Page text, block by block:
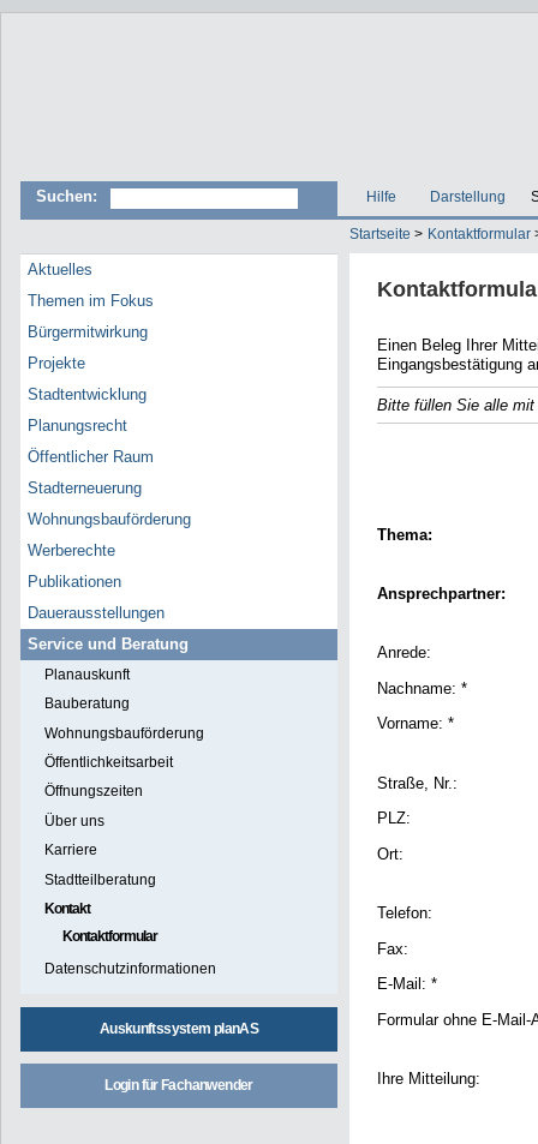
Suchen: Hilfe Darstellung
Startseite > Kontaktformular
Aktuelles
Themen im Fokus
Bürgermitwirkung
Projekte
Stadtentwicklung
Planungsrecht
Öffentlicher Raum
Stadterneuerung
Wohnungsbauförderung
Werberechte
Publikationen
Dauerausstellungen
Service und Beratung
Planauskunft
Bauberatung
Wohnungsbauförderung
Öffentlichkeitsarbeit
Öffnungszeiten
Über uns
Karriere
Stadtteilberatung
Kontakt
Kontaktformular
Datenschutzinformationen
Auskunftssystem planAS
Login für Fachanwender
Einen Beleg Ihrer Mitteilung
Eingangsbestätigung
Bitte füllen Sie alle
Thema:
Ansprechpartner:
Anrede:
Nachname: *
Vorname: *
Straße, Nr.:
PLZ:
Ort:
Telefon:
Fax:
E-Mail: *
Formular ohne E-
Ihre Mitteilung: